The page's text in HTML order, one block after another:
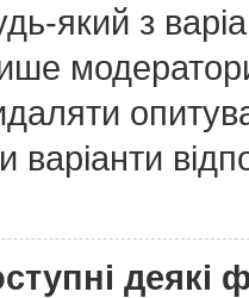
який з
варіанти
деякі